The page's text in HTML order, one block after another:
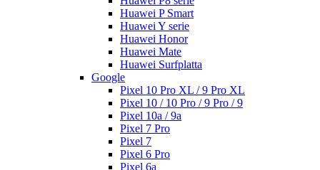
Huawei P Smart
Huawei Y serie
Huawei Honor
Huawei Mate
Huawei Surfplatta
Google
Pixel 10 Pro XL / 9 Pro XL
Pixel 10 / 10 Pro / 9 Pro / 9
Pixel 10a / 9a
Pixel 7 Pro
Pixel 7
Pixel 6 Pro
Pixel 6a